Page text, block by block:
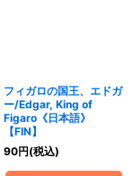
フィガロの国王、エドガ
ー/Edgar, King of
Figaro《日本語》
【FIN】
90円(税込)